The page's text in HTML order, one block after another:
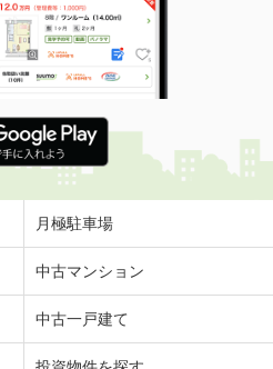
月極駐車場
中古マンション
中古一戸建て